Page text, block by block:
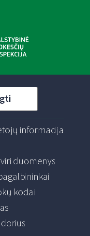
informacija
duomenys
kodai